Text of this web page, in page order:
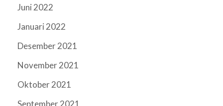
Juni 2022
Januari 2022
Desember 2021
November 2021
Oktober 2021
September 2021